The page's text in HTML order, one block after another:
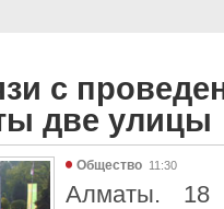
с
две улицы
Общество 11:30
Алматы. 18